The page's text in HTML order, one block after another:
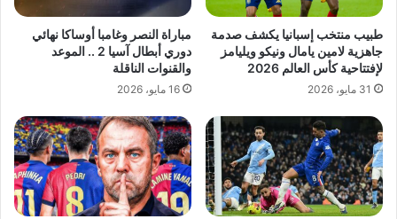
طبيب منتخب إسبانيا يكشف صدمة
جاهزية لامين يامال ونيكو ويليامز
لإفتتاحية كأس العالم 2026
31 مايو، 2026
مباراة النصر وغامبا أوساكا نهائي
دوري أبطال آسيا 2 .. الموعد
والقنوات الناقلة
16 مايو، 2026